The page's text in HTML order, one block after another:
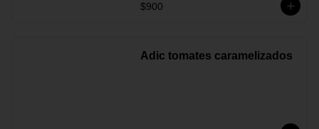
$900
Adic tomates caramelizados